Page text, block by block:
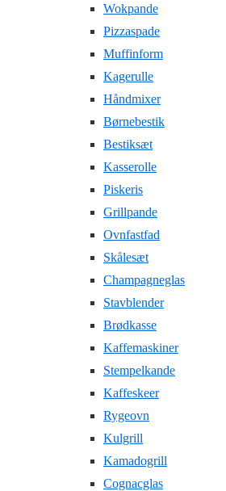
Wokpande
Pizzaspade
Muffinform
Kagerulle
Håndmixer
Børnebestik
Bestiksæt
Kasserolle
Piskeris
Grillpande
Ovnfastfad
Skålesæt
Champagneglas
Stavblender
Brødkasse
Kaffemaskiner
Stempelkande
Kaffeskeer
Rygeovn
Kulgrill
Kamadogrill
Cognacglas